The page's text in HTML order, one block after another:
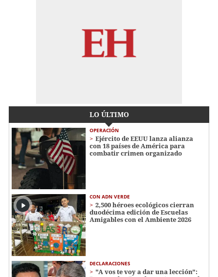
LO ÚLTIMO
OPERACIÓN
Ejército de EEUU lanza alianza
con 18 países de América para
combatir crimen organizado
CON ADN VERDE
2,500 héroes ecológicos cierran
duodécima edición de Escuelas
Amigables con el Ambiente 2026
DECLARACIONES
"A vos te voy a dar una lección":